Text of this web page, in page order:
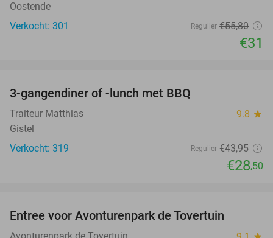
Oostende
Verkocht: 301
Regulier €55,80
€31
3-gangendiner of -lunch met BBQ
Traiteur Matthias 9.8 star
Gistel
Verkocht: 319
Regulier €43,95
€28,50
Entree voor Avonturenpark de Tovertuin